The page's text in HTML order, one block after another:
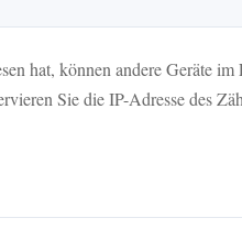
hat, können andere Geräte
Sie die IP-Adresse des